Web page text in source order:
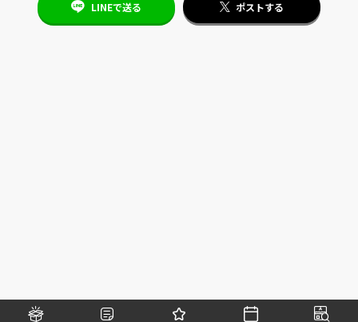
LINEで送る ポストする